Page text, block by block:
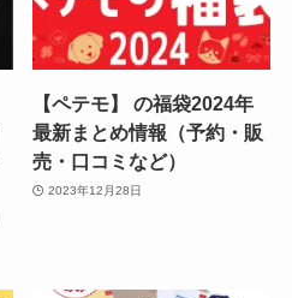
【ペテモ】 の福袋2024年
最新まとめ情報（予約・販
売・口コミなど）
2023年12月28日